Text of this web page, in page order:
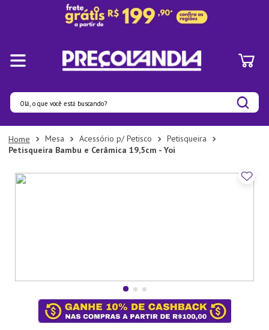
Olá, o que você está buscando?
Mesa Acessório p/ Petisco
Petisqueira
Petisqueira Bambu e Cerâmica 19,5cm - Yoi
Termos mais buscados
1º
Pratos
2º
Panelas
7º
Xicara
Tapete
Aparelho Jantar